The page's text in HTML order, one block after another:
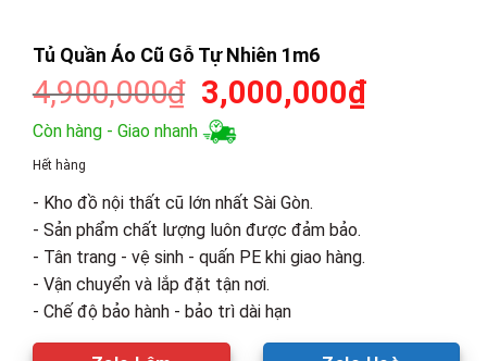
Tủ Quần Áo Cũ Gỗ Tự Nhiên 1m6
4,900,000₫ Giá
gốc
là:
3,000,000₫Giá
Còn hàng - Giao nhanh
Hết hàng
- Kho đồ nội thất cũ lớn nhất Sài Gòn.
- Sản phẩm chất lượng luôn được đảm bảo.
- Tân trang - vệ sinh - quấn PE khi giao hàng.
- Vận chuyển và lắp đặt tận nơi.
- Chế độ bảo hành - bảo trì dài hạn